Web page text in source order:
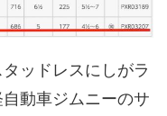
ッドレスにしがラ
動車ジムニーのサ